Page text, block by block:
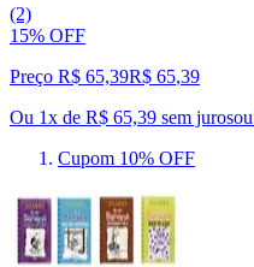
(2)
15% OFF
Preço R$ 65,39R$ 65,39
Ou 1x de R$ 65,39 sem jurosou
Cupom 10% OFF